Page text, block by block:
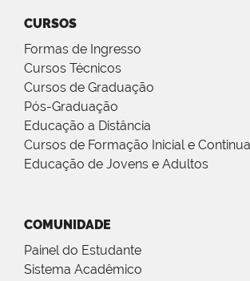
CURSOS
Formas de Ingresso
Cursos Técnicos
Cursos de Graduação
Pós-Graduação
Educação a Distância
Cursos de Formação Inicial e
Educação de Jovens e Adultos
COMUNIDADE
Painel do Estudante
Sistema Acadêmico